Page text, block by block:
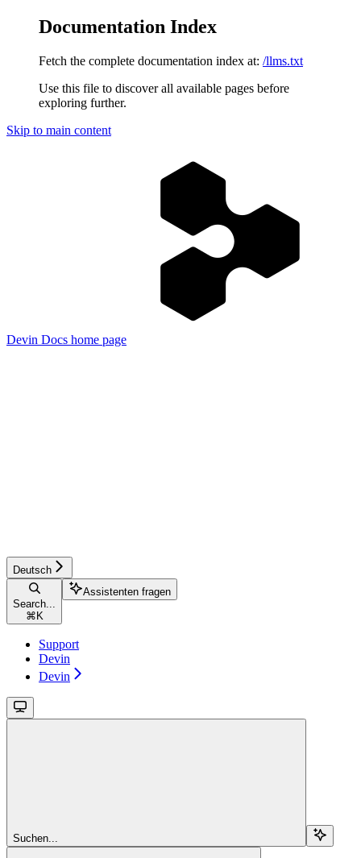
Documentation Index
Fetch the complete documentation index at: /llms.txt
Use this file to discover all available pages before
exploring further.
Skip to main content
Devin Docs home page
Deutsch
Search...
⌘ K
Assistenten fragen
Support
Devin
Devin
Suchen...